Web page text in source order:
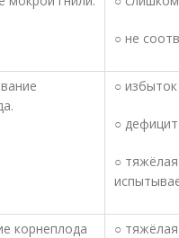
○ не
○
○
○
корнеплода
○